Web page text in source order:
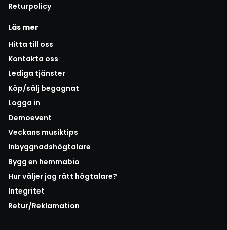
Returpolicy
Läs mer
Hitta till oss
Kontakta oss
Lediga tjänster
Köp/sälj begagnat
Logga in
Demoevent
Veckans musiktips
Inbyggnadshögtalare
Bygg en hemmabio
Hur väljer jag rätt högtalare?
Integritet
Retur/Reklamation